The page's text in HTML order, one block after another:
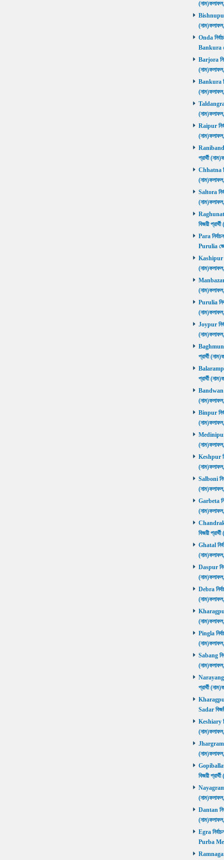
Bishnupur
Onda
Bankura
Barjora
Bankura
Taldangra
Raipur
Ranibandh
প্রার্থী
Chhatna
Saltora
বিজয়ী
Para
Purulia
Kashipur
Manbazar
Purulia
Joypur
প্রার্থী
প্রার্থী
Bandwan
Binpur
Medinipur
Keshpur
Salboni
Garbeta
বিজয়ী
Ghatal
Daspur
Debra
Kharagpur
Pingla
Sabang
প্রার্থী
Kharagpur
Sadar
Keshiary
Jhargram
বিজয়ী
Nayagram
Dantan
Egra
Purba
Ramnagar